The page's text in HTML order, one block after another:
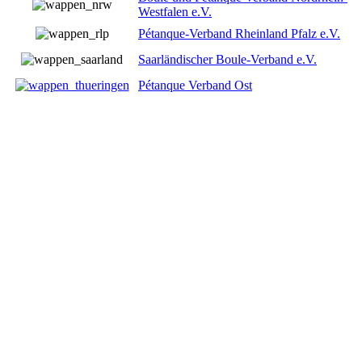
Westfalen e.V.
Pétanque-Verband Rheinland Pfalz e.V.
Saarländischer Boule-Verband e.V.
Pétanque Verband Ost